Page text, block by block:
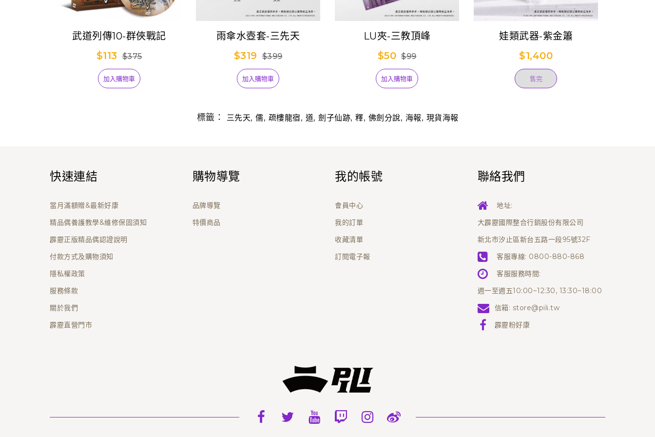
武道列傳10-群俠戰記
$113
$375
加入購物車
雨傘水壺套-三先天
$319
$399
加入購物車
LU夾-三教頂峰
$50 $99
加入購物車
娃類武器-紫金簫
$1,400
售完
標籤： 三先天, 儒, 疏樓龍宿, 道, 劍子仙跡, 釋, 佛劍分說, 海報, 現貨海報
快速連結
當月滿額贈&最新好康
精品偶養護教學&維修保固須知
霹靂正版精品偶認證說明
付款方式及購物須知
隱私權政策
服務條款
關於我們
霹靂直營門市
購物導覽
品牌導覽
特價商品
我的帳號
會員中心
我的訂單
收藏清單
訂閱電子報
聯絡我們
地址:
大霹靂國際整合行銷股份有限公司
新北市汐止區新台五路一段95號32F
客服專線: 0800-880-868
客服服務時間:
週一至週五10:00~12:30, 13:30~18:00
信箱: store@pili.tw
霹靂粉好康